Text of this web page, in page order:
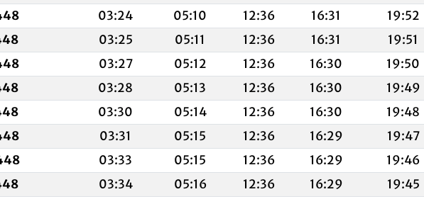
03:24 05:10 12:36 16:31 19:52
03:25 05:11 12:36 16:31 19:51
03:27 05:12 12:36 16:30 19:50
03:28 05:13 12:36 16:30 19:49
03:30 05:14 12:36 16:30 19:48
03:31 05:15 12:36 16:29 19:47
03:33 05:15 12:36 16:29 19:46
03:34 05:16 12:36 16:29 19:45